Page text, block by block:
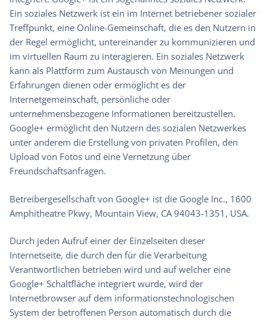
Ein soziales Netzwerk ist ein im Internet betriebener sozialer
Treffpunkt, eine Online-Gemeinschaft, die es den Nutzern in
der Regel ermöglicht, untereinander zu kommunizieren und
im virtuellen Raum zu interagieren. Ein soziales Netzwerk
kann als Plattform zum Austausch von Meinungen und
Erfahrungen dienen oder ermöglicht es der
Internetgemeinschaft, persönliche oder
unternehmensbezogene Informationen bereitzustellen.
Google+ ermöglicht den Nutzern des sozialen Netzwerkes
unter anderem die Erstellung von privaten Profilen, den
Upload von Fotos und eine Vernetzung über
Freundschaftsanfragen.
Betreibergesellschaft von Google+ ist die Google Inc., 1600
Amphitheatre Pkwy, Mountain View, CA 94043-1351, USA.
Durch jeden Aufruf einer der Einzelseiten dieser
Internetseite, die durch den für die Verarbeitung
Verantwortlichen betrieben wird und auf welcher eine
Google+ Schaltfläche integriert wurde, wird der
Internetbrowser auf dem informationstechnologischen
System der betroffenen Person automatisch durch die